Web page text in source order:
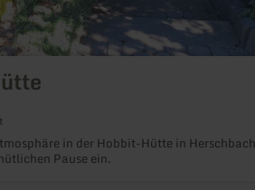
in der Hobbit-Hütte in Herschbach
lädt zu einer gemütlichen Pause ein.